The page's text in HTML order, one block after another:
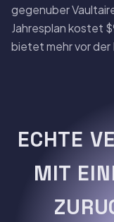
gegenuber
Jahresplan kostet
bietet mehr vor der
ECHTE
MIT